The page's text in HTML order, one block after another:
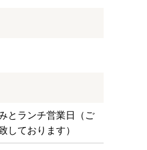
とランチ営業日（ご
しております）